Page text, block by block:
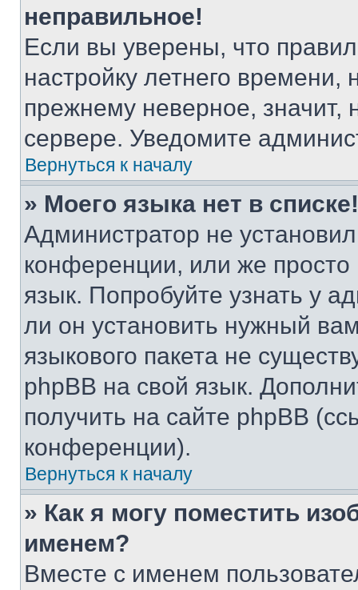
неправильное!
Если вы уверены, что
настройку летнего
прежнему неверное, значит,
сервере. Уведомите
Вернуться к началу
» Моего языка нет в списке!
Администратор не
конференции, или же
язык. Попробуйте узнать у
ли он установить нужный
языкового пакета не
phpBB на свой язык.
получить на сайте phpBB
конференции).
Вернуться к началу
» Как я могу поместить
именем?
Вместе с именем